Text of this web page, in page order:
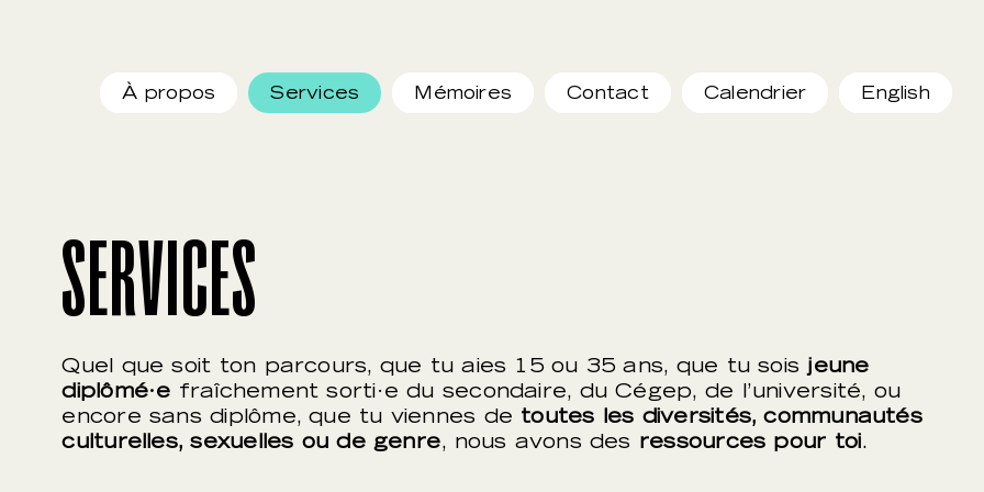
À propos Services Mémoires Contact Calendrier English
SERVICES
Quel que soit ton parcours, que tu aies 15 ou 35 ans, que tu soisjeune
diplômé·e fraîchement sorti·e du secondaire, du Cégep, de l’université, ou
encore sans diplôme, que tu viennes de toutes les diversités, communautés
culturelles, sexuelles ou de genre, nous avons des ressources pour toi.